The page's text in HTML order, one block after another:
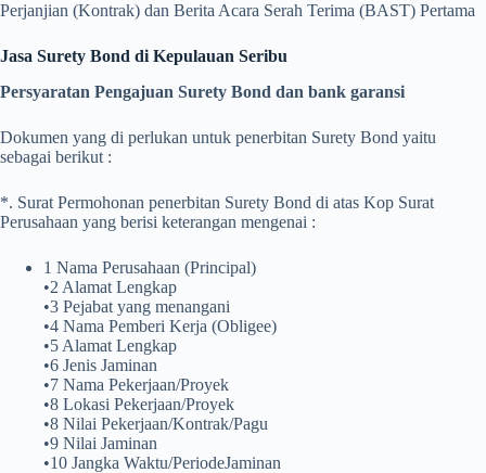
Perjanjian (Kontrak) dan Berita Acara Serah Terima (BAST) Pertama
Jasa Surety Bond di Kepulauan Seribu
Persyaratan Pengajuan Surety Bond dan bank garansi
Dokumen yang di perlukan untuk penerbitan Surety Bond yaitu
sebagai berikut :
*. Surat Permohonan penerbitan Surety Bond di atas Kop Surat
Perusahaan yang berisi keterangan mengenai :
1 Nama Perusahaan (Principal)
•2 Alamat Lengkap
•3 Pejabat yang menangani
•4 Nama Pemberi Kerja (Obligee)
•5 Alamat Lengkap
•6 Jenis Jaminan
•7 Nama Pekerjaan/Proyek
•8 Lokasi Pekerjaan/Proyek
•8 Nilai Pekerjaan/Kontrak/Pagu
•9 Nilai Jaminan
•10 Jangka Waktu/PeriodeJaminan